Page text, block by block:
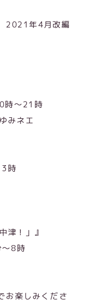
2021年4月改編
時～21時
みネエ
時
津！」』
8時
お楽しみくださ